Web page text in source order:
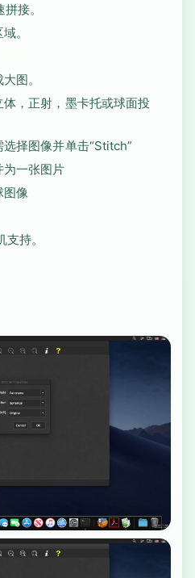
接。
。
图。
，正射，墨卡托或球面投
择图像并单击“Stitch”
一张图片
图像
持。